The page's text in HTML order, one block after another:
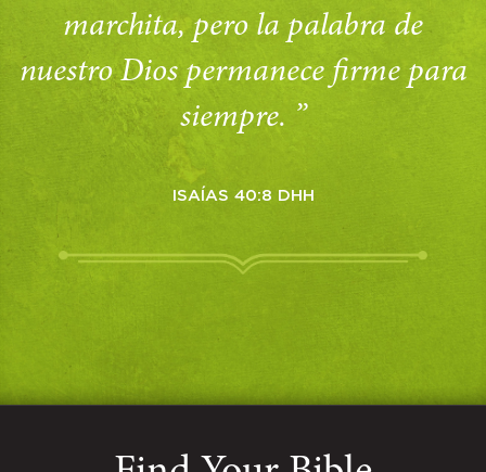
marchita, pero la palabra de
nuestro Dios permanece firme para
siempre. ”
ISAÍAS 40:8 DHH